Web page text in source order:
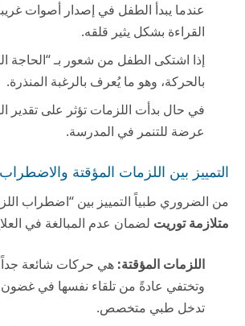
عندما يبدأ الطفل في إصدار أصوات
القراءة بشكل يثير قلقه.
إذا اشتكى الطفل من شعور بـ “الحاجة
بالحركة، وهو ما يُعرف بالرغبة المنذرة.
في حال بدأت اللزمات تؤثر على تقدير
عرضة للتنمر في المدرسة.
التمييز بين اللزمات المؤقتة
من الضروري طبياً التمييز بين “اضطراب
متلازمة توريت لضمان عدم المبالغة في
اللزمات المؤقتة: هي حركات شائعة جداً
وتختفي عادةً من تلقاء نفسها في
تدخل طبي متخصص.